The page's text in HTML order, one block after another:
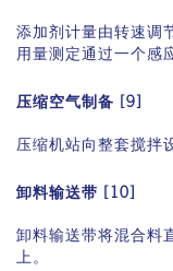
添加剂计量由转速调
用量测定通过一个感
压缩空气制备 [9]
压缩机站向整套搅拌
卸料输送带 [10]
卸料输送带将混合料
上。